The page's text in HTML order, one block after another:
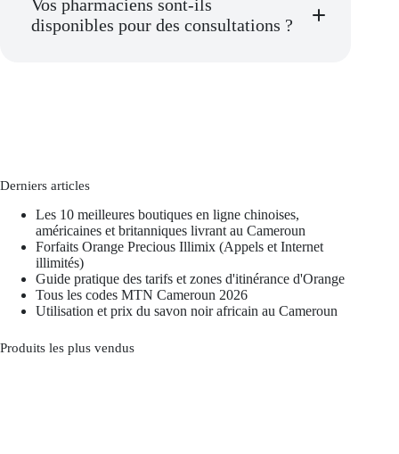
Vos pharmaciens sont-ils
disponibles pour des consultations ?
Derniers articles
Les 10 meilleures boutiques en ligne chinoises,
américaines et britanniques livrant au Cameroun
Forfaits Orange Precious Illimix (Appels et Internet
illimités)
Guide pratique des tarifs et zones d'itinérance d'Orange
Tous les codes MTN Cameroun 2026
Utilisation et prix du savon noir africain au Cameroun
Produits les plus vendus